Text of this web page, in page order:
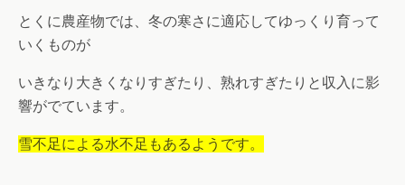
とくに農産物では、冬の寒さに適応してゆっくり育って
いくものが
いきなり大きくなりすぎたり、熟れすぎたりと収入に影
響がでています。
雪不足による水不足もあるようです。